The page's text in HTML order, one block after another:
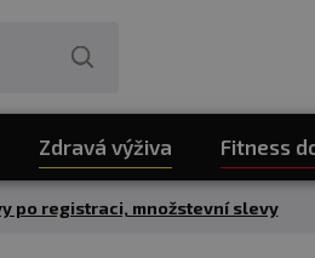
Zdravá výživa Fitness
po registraci, množstevní slevy